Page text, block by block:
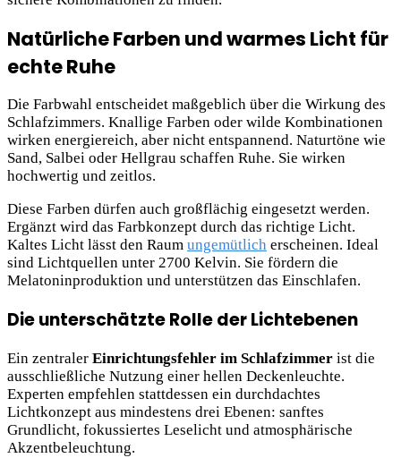
Natürliche Farben und warmes Licht für
echte Ruhe
Die Farbwahl entscheidet maßgeblich über die Wirkung des
Schlafzimmers. Knallige Farben oder wilde Kombinationen
wirken energiereich, aber nicht entspannend. Naturtöne wie
Sand, Salbei oder Hellgrau schaffen Ruhe. Sie wirken
hochwertig und zeitlos.
Diese Farben dürfen auch großflächig eingesetzt werden.
Ergänzt wird das Farbkonzept durch das richtige Licht.
Kaltes Licht lässt den Raum ungemütlich erscheinen. Ideal
sind Lichtquellen unter 2700 Kelvin. Sie fördern die
Melatoninproduktion und unterstützen das Einschlafen.
Die unterschätzte Rolle der Lichtebenen
Ein zentraler Einrichtungsfehler im Schlafzimmer ist die
ausschließliche Nutzung einer hellen Deckenleuchte.
Experten empfehlen stattdessen ein durchdachtes
Lichtkonzept aus mindestens drei Ebenen: sanftes
Grundlicht, fokussiertes Leselicht und atmosphärische
Akzentbeleuchtung.